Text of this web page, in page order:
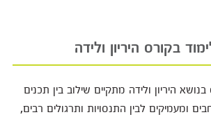
בקורס היריון ולידה
היריון ולידה מתקיים שילוב בין תכנים
ומעמיקים לבין התנסויות ותרגולים רבים,